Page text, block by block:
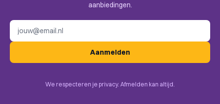
aanbiedingen.
Aanmelden
We respecteren je privacy. Afmelden kan altijd.